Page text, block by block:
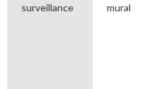
surveillance
mural